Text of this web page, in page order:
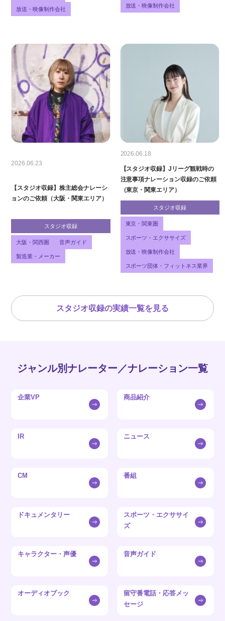
放送・映像制作会社
放送・映像制作会社
2026.06.23
【スタジオ収録】株主総会ナレーシ
ョンのご依頼（大阪・関東エリア）
スタジオ収録
大阪・関西圏 音声ガイド
製造業・メーカー
2026.06.18
【スタジオ収録】Jリーグ観戦時の
注意事項ナレーション収録のご依頼
（東京・関東エリア）
スタジオ収録
東京・関東圏
スポーツ・エクササイズ
放送・映像制作会社
スポーツ団体・フィットネス業界
スタジオ収録の実績一覧を見る
ジャンル別ナレーター／ナレーション一覧
企業VP 商品紹介
IR ニュース
CM 番組
ドキュメンタリー
スポーツ・エクササイ
ズ
キャラクター・声優 音声ガイド
オーディオブック
留守番電話・応答メッ
セージ